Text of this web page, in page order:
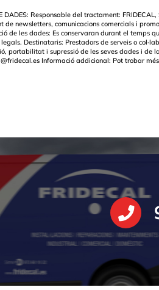
DADES: Responsable del tractament:
newsletters, comunicacions comercials i
de les dades: Es conservaran durant el temps
Destinataris: Prestadors de serveis o
portabilitat i supressió de les seves dades i de
Informació addicional: Pot trobar